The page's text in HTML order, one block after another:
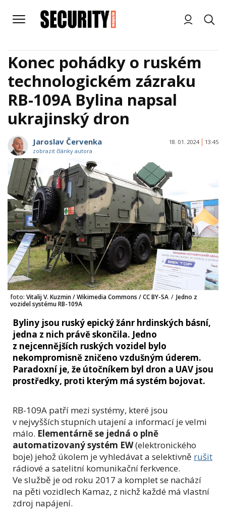
Konec pohádky o ruském
technologickém zázraku
RB-109A Bylina napsal
ukrajinský dron
Jaroslav Červenka
zobrazit články autora
18. 01. 2024 13:45
foto: Vitalij V. Kuzmin / Wikimedia Commons / CC BY-SA / Jedno z
vozidel systému RB-109A
Byliny jsou ruský epický žánr hrdinských básní,
jedna z nich právě skončila. Jedno
z nejcennějších ruských vozidel bylo
nekompromisně zničeno vzdušným úderem.
Paradoxní je, že útočníkem byl dron a UAV jsou
prostředky, proti kterým má systém bojovat.
RB-109A patří mezi systémy, které jsou
v nejvyšších stupních utajení a informací je velmi
málo. Elementárně se jedná o plně
automatizovaný systém EW(elektronického
boje) jehož úkolem je vyhledávat a selektivně rušit
rádiové a satelitní komunikační ferkvence.
Ve službě je od roku 2017 a komplet se nachází
na pěti vozidlech Kamaz, z nichž každé má vlastní
zdroj napájení.